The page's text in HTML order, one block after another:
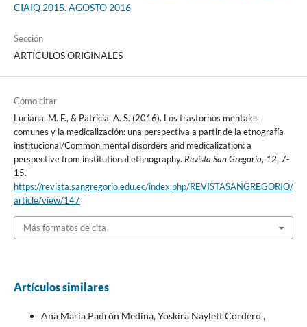
CIAIQ 2015. AGOSTO 2016
Sección
ARTÍCULOS ORIGINALES
Cómo citar
Luciana, M. F., & Patricia, A. S. (2016). Los trastornos mentales
comunes y la medicalización: una perspectiva a partir de la etnografía
institucional/Common mental disorders and medicalization: a
perspective from institutional ethnography. Revista San Gregorio, 12, 7-
15.
https://revista.sangregorio.edu.ec/index.php/REVISTASANGREGORIO/
article/view/147
Más formatos de cita
Artículos similares
Ana María Padrón Medina, Yoskira Naylett Cordero ,